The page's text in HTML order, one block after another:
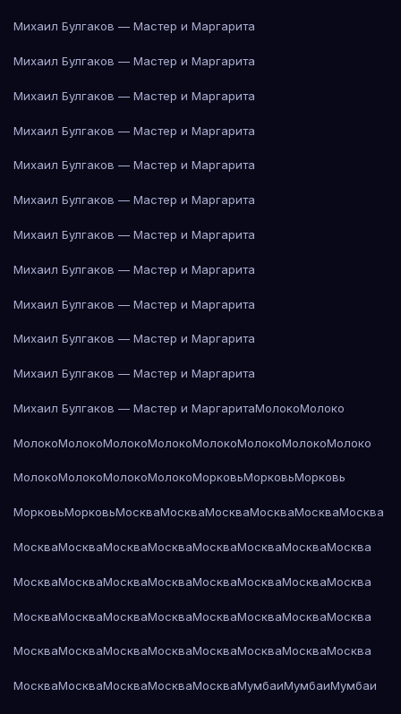
Михаил Булгаков — Мастер и Маргарита
Михаил Булгаков — Мастер и Маргарита
Михаил Булгаков — Мастер и Маргарита
Михаил Булгаков — Мастер и Маргарита
Михаил Булгаков — Мастер и Маргарита
Михаил Булгаков — Мастер и Маргарита
Михаил Булгаков — Мастер и Маргарита
Михаил Булгаков — Мастер и Маргарита
Михаил Булгаков — Мастер и Маргарита
Михаил Булгаков — Мастер и Маргарита
Михаил Булгаков — Мастер и Маргарита
Михаил Булгаков — Мастер и МаргаритаМолокоМолоко
МолокоМолокоМолокоМолокоМолокоМолокоМолокоМолоко
МолокоМолокоМолокоМолокоМорковьМорковьМорковь
МорковьМорковьМоскваМоскваМоскваМоскваМоскваМосква
МоскваМоскваМоскваМоскваМоскваМоскваМоскваМосква
МоскваМоскваМоскваМоскваМоскваМоскваМоскваМосква
МоскваМоскваМоскваМоскваМоскваМоскваМоскваМосква
МоскваМоскваМоскваМоскваМоскваМоскваМоскваМосква
МоскваМоскваМоскваМоскваМоскваМумбаиМумбаиМумбаи